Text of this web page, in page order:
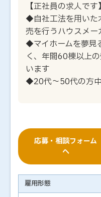
【正社員の求人です】
◆自社工法を用いた
売を行うハウスメー
◆マイホームを夢見
く、年間60棟以上
います
◆20代～50代の方
応募・相談フォーム
へ
雇用形態